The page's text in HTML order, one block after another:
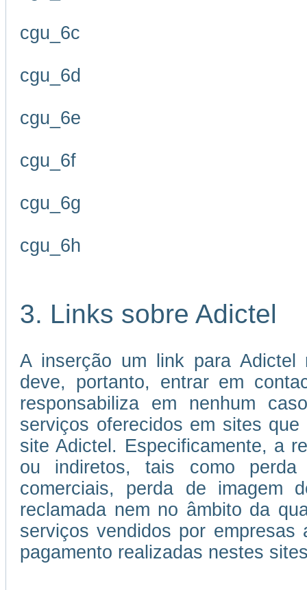
cgu_6c
cgu_6d
cgu_6e
cgu_6f
cgu_6g
cgu_6h
3. Links sobre Adictel
A inserção um link para Adictel
deve, portanto, entrar em
responsabiliza em nenhum
serviços oferecidos em sites
site Adictel. Especificamente, a
ou indiretos, tais como perda
comerciais, perda de imagem
reclamada nem no âmbito da
serviços vendidos por
pagamento realizadas nestes